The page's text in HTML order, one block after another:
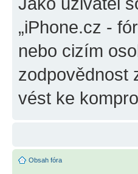
„iPhone.cz -
nebo cizím
zodpovědnost
vést ke
Obsah fóra